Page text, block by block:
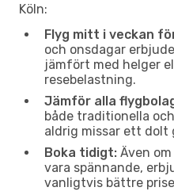
Köln:
Flyg mitt i veckan
och onsdagar
jämfört med helger
resebelastning.
Jämför alla
både traditionella
aldrig missar ett dolt
Boka tidigt: Även
vara spännande,
vanligtvis bättre